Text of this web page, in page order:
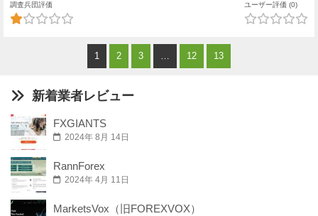
調査兵団評価 ユーザー評価 (0)
1 2 3 … 12 13
新着業者レビュー
FXGIANTS
2024年 8月 14日
RannForex
2024年 4月 11日
MarketsVox（旧FOREXVOX）